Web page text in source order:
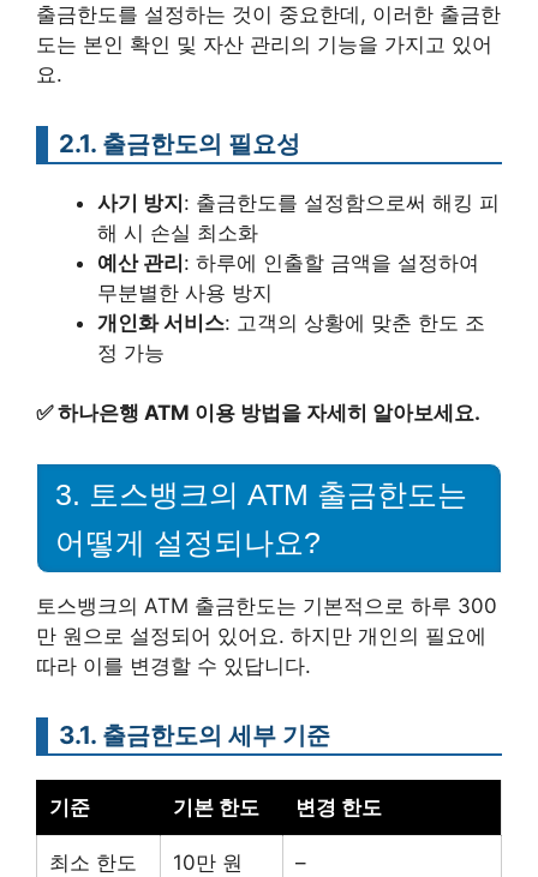
출금한도를 설정하는 것이 중요한데, 이러한 출금한
도는 본인 확인 및 자산 관리의 기능을 가지고 있어
요.
2.1. 출금한도의 필요성
사기 방지: 출금한도를 설정함으로써 해킹 피
해 시 손실 최소화
예산 관리: 하루에 인출할 금액을 설정하여
무분별한 사용 방지
개인화 서비스: 고객의 상황에 맞춘 한도 조
정 가능
✅하나은행 ATM 이용 방법을 자세히 알아보세요.
3. 토스뱅크의 ATM 출금한도는
어떻게 설정되나요?
토스뱅크의 ATM 출금한도는 기본적으로 하루 300
만 원으로 설정되어 있어요. 하지만 개인의 필요에
따라 이를 변경할 수 있답니다.
3.1. 출금한도의 세부 기준
기준 기본 한도 변경 한도
최소 한도 10만 원 –